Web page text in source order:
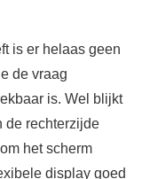
is er helaas geen
de vraag
is. Wel blijkt
de rechterzijde
het scherm
display goed